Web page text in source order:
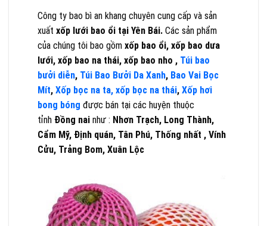
Công ty bao bì an khang chuyên cung cấp và sản
xuất xốp lưới bao ổi tại Yên Bái. Các sản phẩm
của chúng tôi bao gồm xốp bao ổi, xốp bao dưa
lưới, xốp bao na thái, xốp bao nho , Túi bao
bưởi diễn, Túi Bao Bưởi Da Xanh, Bao Vai Bọc
Mít, Xốp bọc na ta, xốp bọc na thái, Xốp hơi
bong bóng được bán tại các huyện thuộc
tỉnh Đồng nai như : Nhơn Trạch, Long Thành,
Cẩm Mỹ, Định quán, Tân Phú, Thống nhất , Vính
Cửu, Trảng Bom, Xuân Lộc